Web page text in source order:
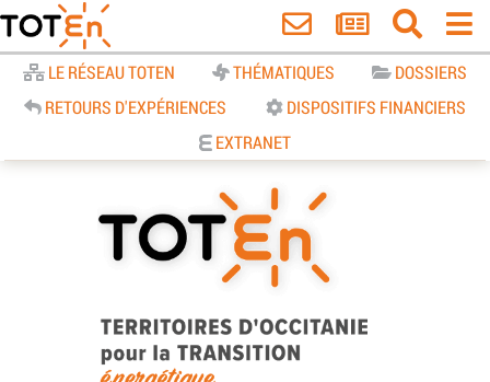
LE RÉSEAU TOTEN THÉMATIQUES
DOSSIERS
RETOURS D'EXPÉRIENCES
DISPOSITIFS FINANCIERS
EXTRANET